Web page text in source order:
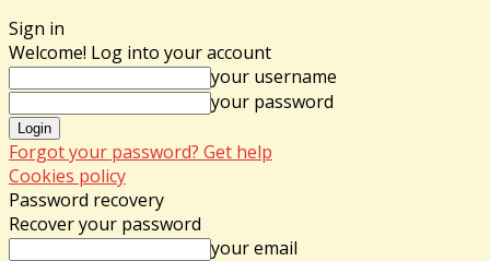
Sign in
Welcome! Log into your account
your username
your password
Forgot your password? Get help
Cookies policy
Password recovery
Recover your password
your email